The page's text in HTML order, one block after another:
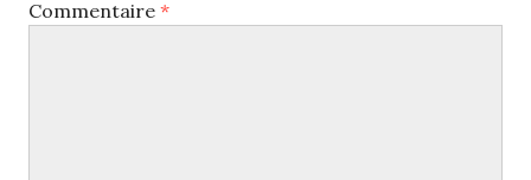
Commentaire *